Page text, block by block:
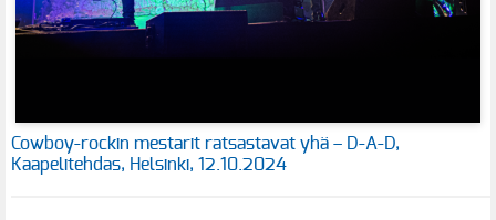
Cowboy-rockin mestarit ratsastavat yhä – D-A-D,
Kaapelitehdas, Helsinki, 12.10.2024